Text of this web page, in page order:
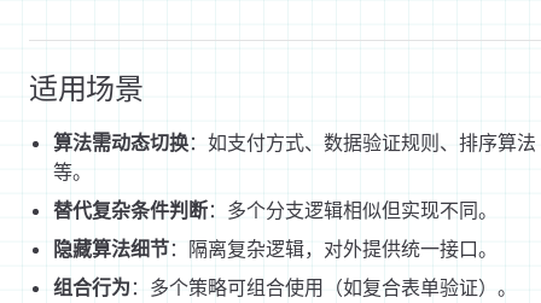
适用场景
算法需动态切换：如支付方式、数据验证规则、排序算法
等。
替代复杂条件判断：多个分支逻辑相似但实现不同。
隐藏算法细节：隔离复杂逻辑，对外提供统一接口。
组合行为 ：多个策略可组合使用（如复合表单验证）。